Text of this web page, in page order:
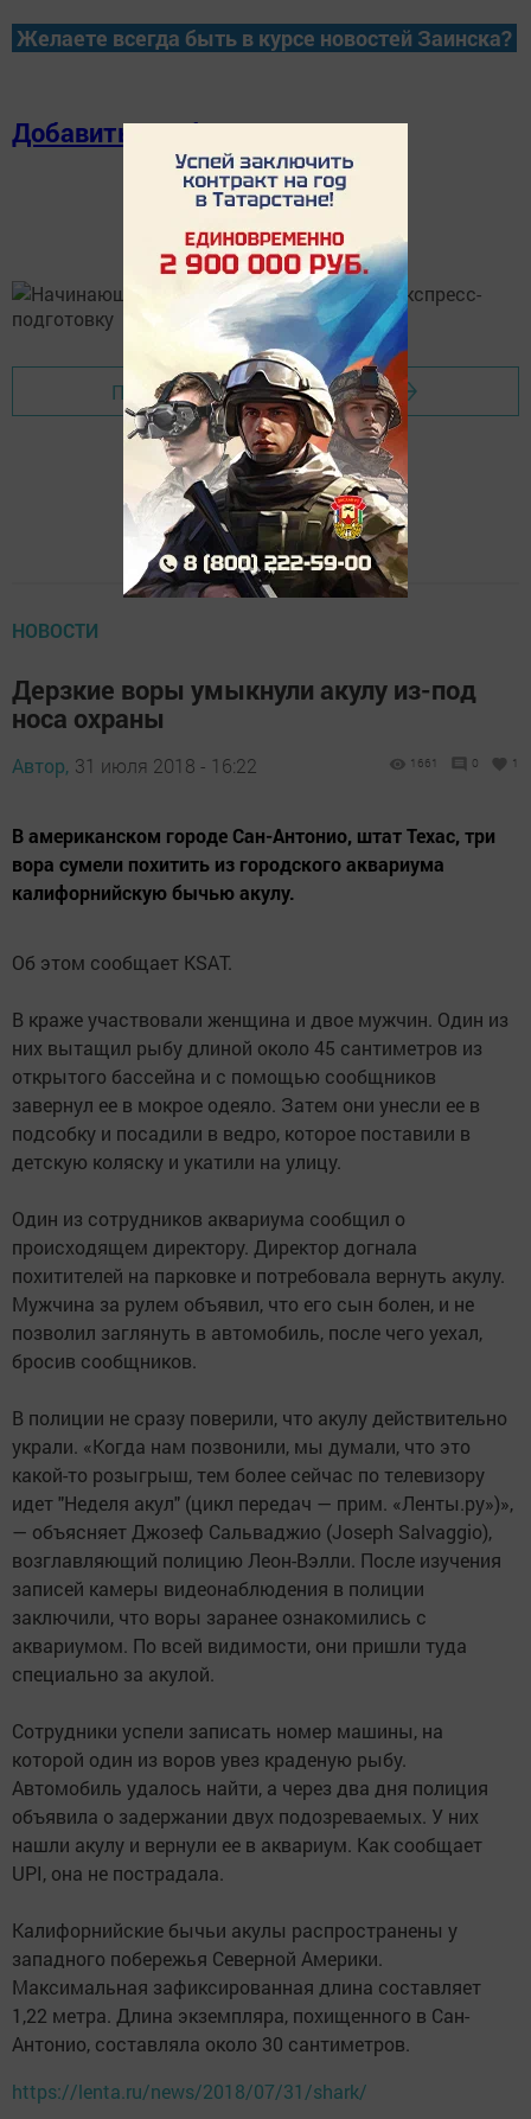
Желаете всегда быть в курсе новостей Заинска?
Добавить в избранное
Перейти на страницу новости
НОВОСТИ
Дерзкие воры умыкнули акулу из-под
носа охраны
Автор, 31 июля 2018 - 16:22 1661 0 1
В американском городе Сан-Антонио, штат Техас, три
вора сумели похитить из городского аквариума
калифорнийскую бычью акулу.
Об этом сообщает KSAT.
В краже участвовали женщина и двое мужчин. Один из
них вытащил рыбу длиной около 45 сантиметров из
открытого бассейна и с помощью сообщников
завернул ее в мокрое одеяло. Затем они унесли ее в
подсобку и посадили в ведро, которое поставили в
детскую коляску и укатили на улицу.
Один из сотрудников аквариума сообщил о
происходящем директору. Директор догнала
похитителей на парковке и потребовала вернуть акулу.
Мужчина за рулем объявил, что его сын болен, и не
позволил заглянуть в автомобиль, после чего уехал,
бросив сообщников.
В полиции не сразу поверили, что акулу действительно
украли. «Когда нам позвонили, мы думали, что это
какой-то розыгрыш, тем более сейчас по телевизору
идет "Неделя акул" (цикл передач — прим. «Ленты.ру»)»,
— объясняет Джозеф Сальваджио (Joseph Salvaggio),
возглавляющий полицию Леон-Вэлли. После изучения
записей камеры видеонаблюдения в полиции
заключили, что воры заранее ознакомились с
аквариумом. По всей видимости, они пришли туда
специально за акулой.
Сотрудники успели записать номер машины, на
которой один из воров увез краденую рыбу.
Автомобиль удалось найти, а через два дня полиция
объявила о задержании двух подозреваемых. У них
нашли акулу и вернули ее в аквариум. Как сообщает
UPI, она не пострадала.
Калифорнийские бычьи акулы распространены у
западного побережья Северной Америки.
Максимальная зафиксированная длина составляет
1,22 метра. Длина экземпляра, похищенного в Сан-
Антонио, составляла около 30 сантиметров.
https://lenta.ru/news/2018/07/31/shark/